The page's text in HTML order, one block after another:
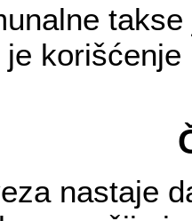
nastaje